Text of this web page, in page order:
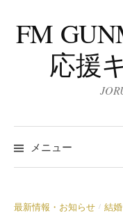
ン
テ
FM
応援
メニュー
最新情報・お知らせ / 結